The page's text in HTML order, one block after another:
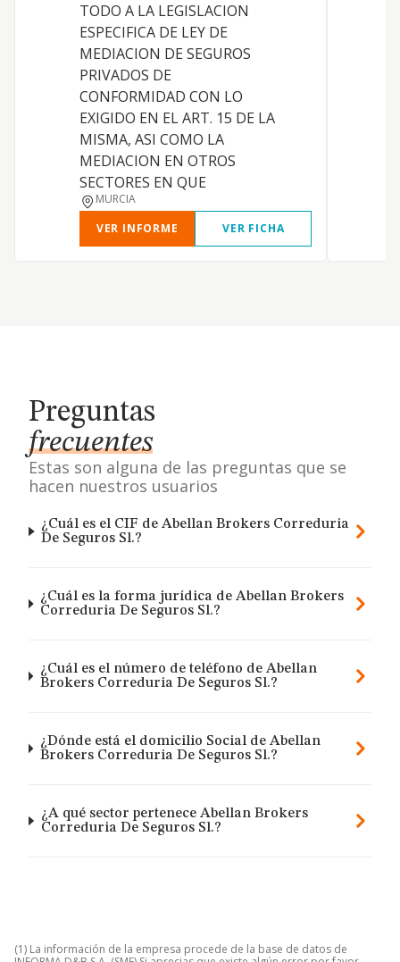
TODO A LA LEGISLACION
ESPECIFICA DE LEY DE
MEDIACION DE SEGUROS
PRIVADOS DE
CONFORMIDAD CON LO
EXIGIDO EN EL ART. 15 DE LA
MISMA, ASI COMO LA
MEDIACION EN OTROS
SECTORES EN QUE
MURCIA
VER INFORME
VER FICHA
Preguntas
frecuentes
Estas son alguna de las preguntas que se
hacen nuestros usuarios
¿Cuál es el CIF de Abellan Brokers Correduria
De Seguros Sl.?
¿Cuál es la forma jurídica de Abellan Brokers
Correduria De Seguros Sl.?
¿Cuál es el número de teléfono de Abellan
Brokers Correduria De Seguros Sl.?
¿Dónde está el domicilio Social de Abellan
Brokers Correduria De Seguros Sl.?
¿A qué sector pertenece Abellan Brokers
Correduria De Seguros Sl.?
(1) La información de la empresa procede de la base de datos de